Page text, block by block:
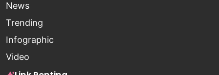
News
Trending
Infographic
Video